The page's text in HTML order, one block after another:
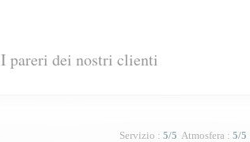
I pareri dei nostri clienti
Servizio : 5/5 Atmosfera : 5/5